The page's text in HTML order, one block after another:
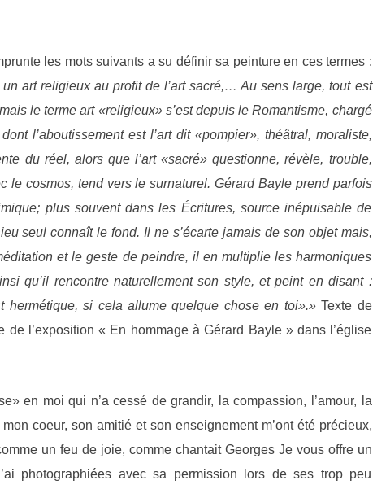
les mots suivants a su définir sa peinture en ces termes :
art religieux au profit de l’art sacré,…Au sens large, tout est
le terme art «religieux» s’est depuis le Romantisme, chargé
l’aboutissement est l’art dit «pompier», théâtral, moraliste,
du réel, alors que l’art «sacré» questionne, révèle, trouble,
le cosmos, tend vers le surnaturel.Gérard Bayle prend parfois
plus souvent dans les Écritures, source inépuisable de
seul connaît le fond. Il ne s’écarte jamais de son objet mais,
et le geste de peindre, il en multiplie les harmoniques
qu’il rencontre naturellement son style, et peint en disant :
hermétique, si cela allume quelque chose en toi».»Texte de
l’exposition « En hommage à Gérard Bayle » dans l’église
en moi qui n’a cessé de grandir, la compassion, l’amour, la
coeur, son amitié et son enseignement m’ont été précieux,
un feu de joie, comme chantait Georges Je vous offre un
photographiées avec sa permission lors de ses trop peu